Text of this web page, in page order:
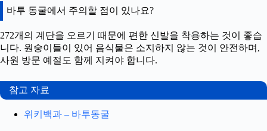
바투 동굴에서 주의할 점이 있나요?
272개의 계단을 오르기 때문에 편한 신발을 착용하는 것이 좋습
니다. 원숭이들이 있어 음식물은 소지하지 않는 것이 안전하며,
사원 방문 예절도 함께 지켜야 합니다.
참고 자료
위키백과 – 바투동굴